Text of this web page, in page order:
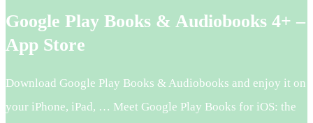
Google Play Books & Audiobooks 4+ –
App Store
Download Google Play Books & Audiobooks and enjoy it on
your iPhone, iPad, … Meet Google Play Books for iOS: the